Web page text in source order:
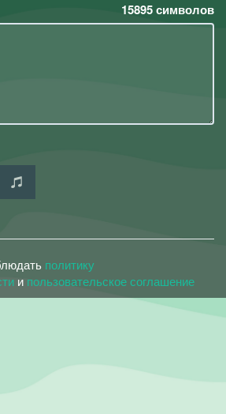
15895символов
политику
и пользовательское соглашение